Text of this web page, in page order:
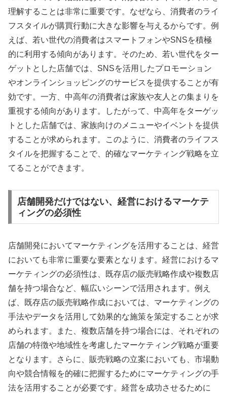
理解することは非常に重要です。なぜなら、消費者のライ
フスタイルが購買行動に大きな影響を与えるからです。例
えば、若い世代の消費者はスマートフォンやSNSを積極
的に利用する傾向があります。そのため、若い世代をター
ゲットとした店舗では、SNSを活用したプロモーション
やオンラインショッピングのサービスを提供することが有
効です。一方、中高年の消費者は家族や友人との集まりを
重視する傾向があります。したがって、中高年をターゲッ
トとした店舗では、家族向けのメニューやイベントを提供
することが求められます。このように、消費者のライフス
タイルを把握することで、的確なマーケティング戦略を立
てることができます。
店舗開発だけではない、経営におけるマーケテ
ィングの必須性
店舗開発においてマーケティングを活用することは、経営
においても非常に重要な要素となります。経営におけるマ
ーケティングの必須性は、既存店の販売戦略作成や複数店
舗を持つ場合など、幅広いシーンで活用されます。例え
ば、既存店の販売戦略作成においては、マーケティングの
手法やデータを活用して効果的な施策を策定することが求
められます。また、複数店舗を持つ場合には、それぞれの
店舗の特徴や地域性を考慮したマーケティング戦略が重要
となります。さらに、販売戦略の立案においても、市場動
向や競合情報を的確に把握するためにマーケティングの手
法を活用することが必要です。経営を成功させるために